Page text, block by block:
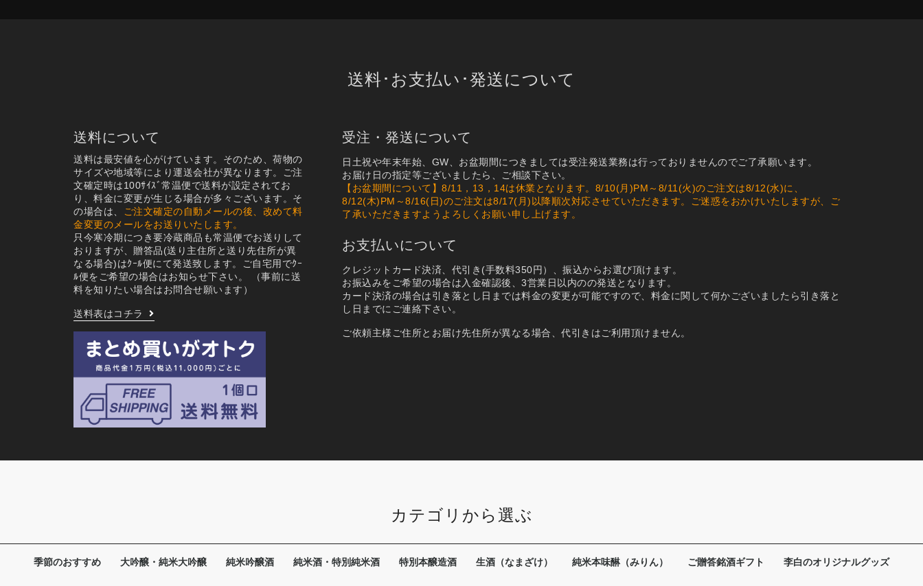
送料･お支払い･発送について
送料について
送料は最安値を心がけています。そのため、荷物の
サイズや地域等により運送会社が異なります。ご注
文確定時は100ｻｲｽﾞ常温便で送料が設定されてお
り、料金に変更が生じる場合が多々ございます。そ
の場合は、
ご注文確定の自動メールの後、改めて料
金変更のメールをお送りいたします。
只今寒冷期につき要冷蔵商品も常温便でお送りして
おりますが、贈答品(送り主住所と送り先住所が異
なる場合)はｸｰﾙ便にて発送致します。ご自宅用でｸｰ
ﾙ便をご希望の場合はお知らせ下さい。
（事前に送
料を知りたい場合はお問合せ願います）
送料表はコチラ
受注・発送について
日土祝や年末年始、GW、お盆期間につきましては受注発送業務は行っておりませんのでご了承願います。
お届け日の指定等ございましたら、ご相談下さい。
【お盆期間について】8/11，13，14は休業となります。8/10(月)PM～8/11(火)のご注文は8/12(水)に、
8/12(木)PM～8/16(日)のご注文は8/17(月)以降順次対応させていただきます。ご迷惑をおかけいたしますが、ご
了承いただきますようよろしくお願い申し上げます。
お支払いについて
クレジットカード決済、代引き(手数料350円）、振込からお選び頂けます。
お振込みをご希望の場合は入金確認後、3営業日以内のの発送となります。
カード決済の場合は引き落とし日までは料金の変更が可能ですので、料金に関して何かございましたら引き落と
し日までにご連絡下さい。
ご依頼主様ご住所とお届け先住所が異なる場合、代引きはご利用頂けません。
カテゴリから選ぶ
季節のおすすめ 大吟醸・純米大吟醸 純米吟醸酒 純米酒・特別純米酒 特別本醸造酒 生酒（なまざけ） 純米本味醂（みりん） ご贈答銘酒ギフト 李白のオリジナルグッズ